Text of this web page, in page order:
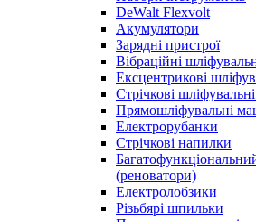
DeWalt Flexvolt
Акумулятори
Зарядні пристрої
Вібраційні
Ексцентрикові
Стрічкові
Прямошліфувальні
Електрорубанки
Стрічкові напилки
(реноватори)
Електролобзики
Різьбярі шпильки